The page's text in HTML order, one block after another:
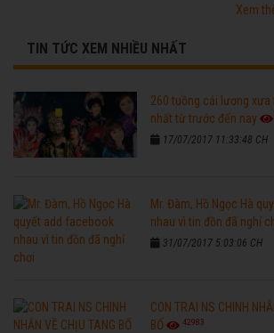
Xem
TIN TỨC XEM NHIỀU NHẤT
260 tuồng cải lương xưa
nhất từ trước đến nay
17/07/2017 11:33:48 CH
Mr. Đàm, Hồ Ngọc Hà
nhau vì tin đồn đã nghỉ
31/07/2017 5:03:06 CH
CON TRAI NS CHINH
BỐ
42983